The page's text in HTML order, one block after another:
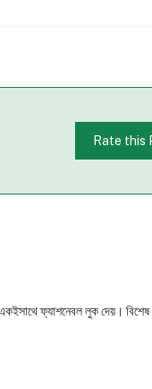
Rate this
ফ্যাশনেবল লুক দেয়। বিশেষ